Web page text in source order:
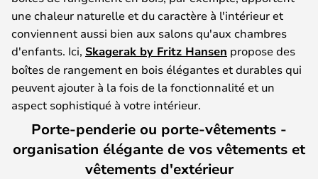
une chaleur naturelle et du caractère à l'intérieur et
conviennent aussi bien aux salons qu'aux chambres
d'enfants. Ici, Skagerak by Fritz Hansen propose des
boîtes de rangement en bois élégantes et durables qui
peuvent ajouter à la fois de la fonctionnalité et un
aspect sophistiqué à votre intérieur.
Porte-penderie ou porte-vêtements -
organisation élégante de vos vêtements et
vêtements d'extérieur